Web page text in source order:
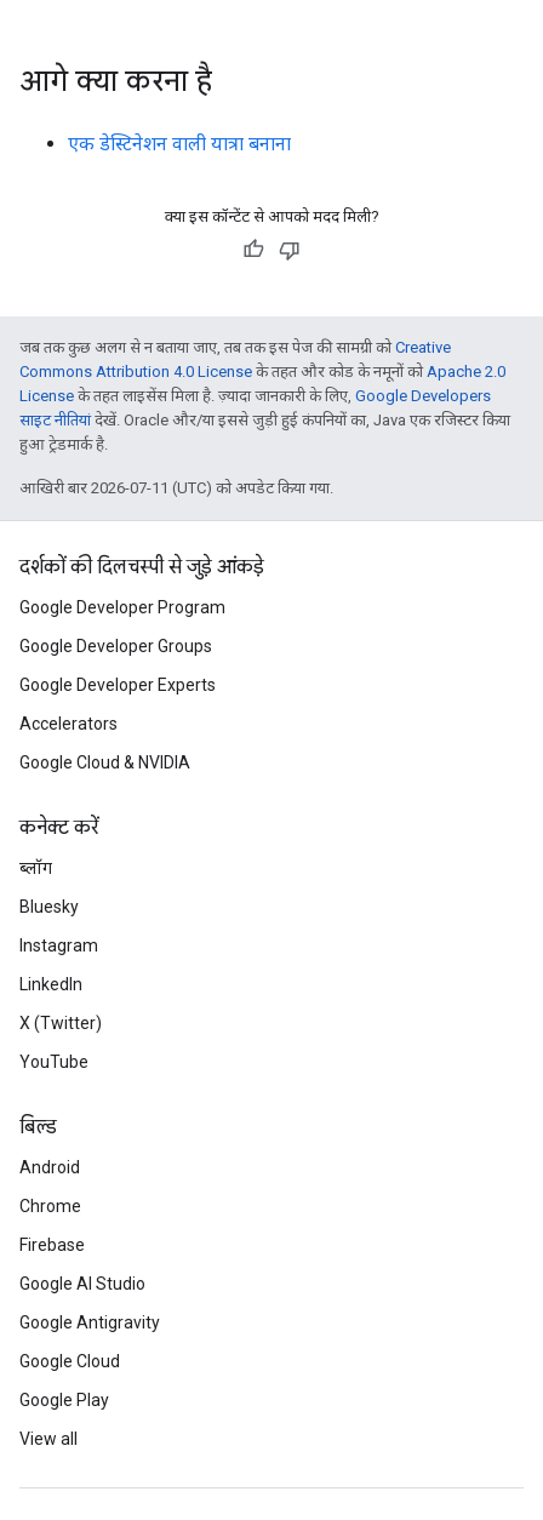
आगे क्या करना है
एक डेस्टिनेशन वाली यात्रा बनाना
क्या इस कॉन्टेंट से आपको मदद मिली?
जब तक कुछ अलग से न बताया जाए, तब तक इस पेज की सामग्री कोCreative
Commons Attribution 4.0 License के तहत और कोड के नमूनों को Apache 2.0
License के तहत लाइसेंस मिला है. ज़्यादा जानकारी के लिए, Google Developers
साइट नीतियांदेखें. Oracle और/या इससे जुड़ी हुई कंपनियों का, Java एक रजिस्टर किया
हुआ ट्रेडमार्क है.
आखिरी बार 2026-07-11 (UTC) को अपडेट किया गया.
दर्शकों की दिलचस्पी से जुड़े आंकड़े
Google Developer Program
Google Developer Groups
Google Developer Experts
Accelerators
Google Cloud & NVIDIA
कनेक्ट करें
ब्लॉग
Bluesky
Instagram
LinkedIn
X (Twitter)
YouTube
बिल्ड
Android
Chrome
Firebase
Google AI Studio
Google Antigravity
Google Cloud
Google Play
View all